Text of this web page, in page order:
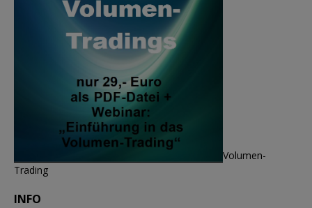
Volumen-
Trading
INFO